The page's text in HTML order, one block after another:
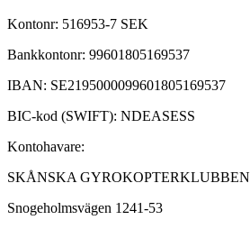
Kontonr: 516953-7 SEK
Bankkontonr: 99601805169537
IBAN: SE2195000099601805169537
BIC-kod (SWIFT): NDEASESS
Kontohavare:
SKÅNSKA GYROKOPTERKLUBBEN
Snogeholmsvägen 1241-53